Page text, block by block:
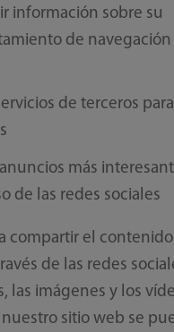
información sobre su
de navegación
de terceros
más
de las redes sociales
compartir el
de las redes
las imágenes y los
sitio web se